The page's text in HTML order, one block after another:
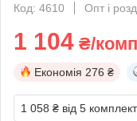
Код: 4610
Опт і
1 104 ₴/
Економія 276 ₴
1 058 ₴ від 5